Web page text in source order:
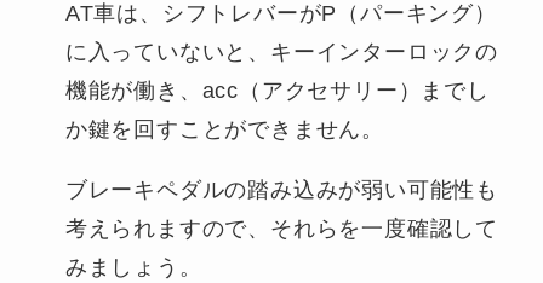
AT車は、シフトレバーがP（パーキング）
に入っていないと、キーインターロックの
機能が働き、acc（アクセサリー）までし
か鍵を回すことができません。
ブレーキペダルの踏み込みが弱い可能性も
考えられますので、それらを一度確認して
みましょう。